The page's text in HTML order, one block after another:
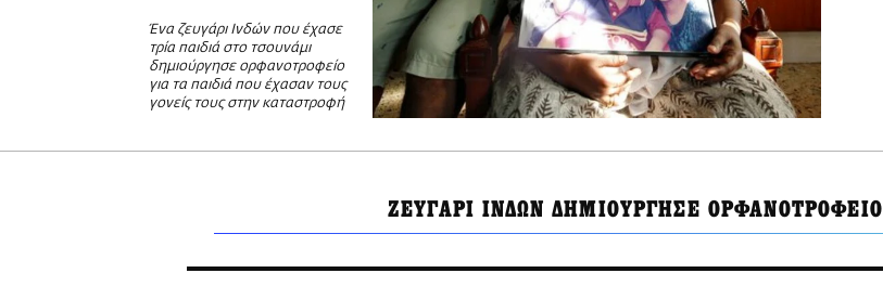
Ένα ζευγάρι Ινδών που έχασε
τρία παιδιά στο τσουνάμι
δημιούργησε ορφανοτροφείο
για τα παιδιά που έχασαν τους
γονείς τους στην καταστροφή
ΖΕΥΓΑΡΙ ΙΝΔΩΝ ΔΗΜΙΟΥΡΓΗΣΕ ΟΡΦΑΝΟΤΡΟΦΕΙΟ